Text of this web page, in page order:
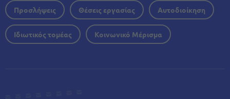
Προσλήψεις Θέσεις εργασίας Αυτοδιοίκηση
Ιδιωτικός τομέας Κοινωνικό Μέρισμα